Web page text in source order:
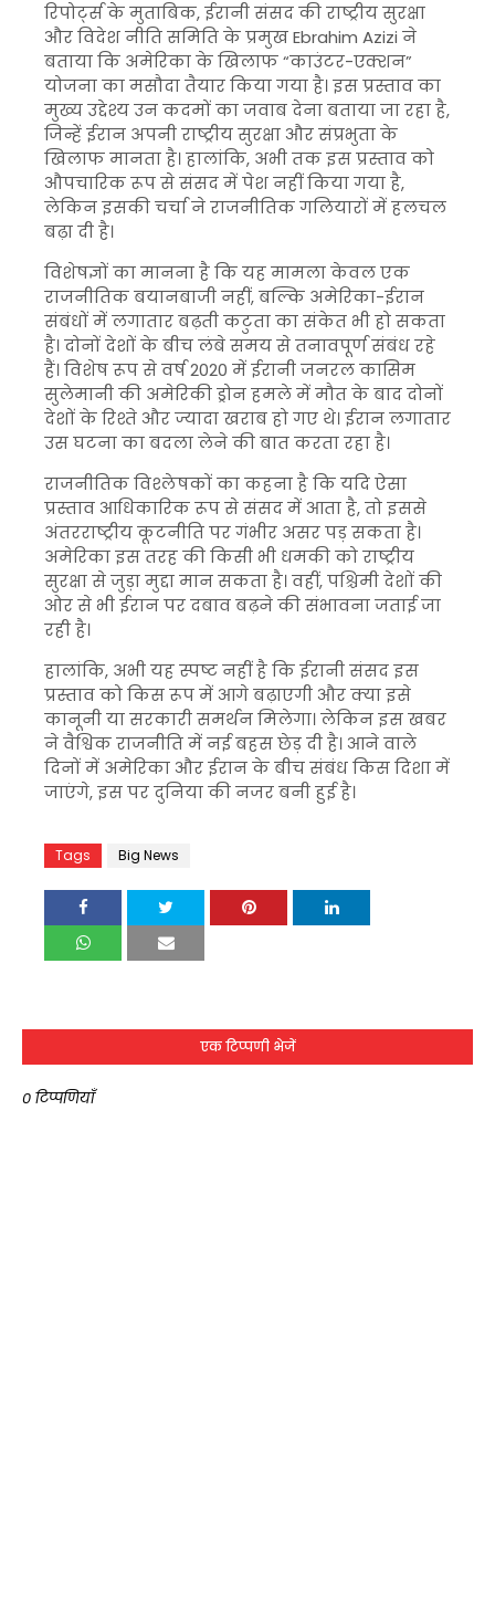
रिपोर्ट्स के मुताबिक, ईरानी संसद की राष्ट्रीय सुरक्षा
और विदेश नीति समिति के प्रमुखEbrahim Azizi ने
बताया कि अमेरिका के खिलाफ “काउंटर-एक्शन”
योजना का मसौदा तैयार किया गया है। इस प्रस्ताव का
मुख्य उद्देश्य उन कदमों का जवाब देना बताया जा रहा है,
जिन्हें ईरान अपनी राष्ट्रीय सुरक्षा और संप्रभुता के
खिलाफ मानता है। हालांकि, अभी तक इस प्रस्ताव को
औपचारिक रूप से संसद में पेश नहीं किया गया है,
लेकिन इसकी चर्चा ने राजनीतिक गलियारों में हलचल
बढ़ा दी है।
विशेषज्ञों का मानना है कि यह मामला केवल एक
राजनीतिक बयानबाजी नहीं, बल्कि अमेरिका-ईरान
संबंधों में लगातार बढ़ती कटुता का संकेत भी हो सकता
है। दोनों देशों के बीच लंबे समय से तनावपूर्ण संबंध रहे
हैं। विशेष रूप से वर्ष 2020 में ईरानी जनरल कासिम
सुलेमानी की अमेरिकी ड्रोन हमले में मौत के बाद दोनों
देशों के रिश्ते और ज्यादा खराब हो गए थे। ईरान लगातार
उस घटना का बदला लेने की बात करता रहा है।
राजनीतिक विश्लेषकों का कहना है कि यदि ऐसा
प्रस्ताव आधिकारिक रूप से संसद में आता है, तो इससे
अंतरराष्ट्रीय कूटनीति पर गंभीर असर पड़ सकता है।
अमेरिका इस तरह की किसी भी धमकी को राष्ट्रीय
सुरक्षा से जुड़ा मुद्दा मान सकता है। वहीं, पश्चिमी देशों की
ओर से भी ईरान पर दबाव बढ़ने की संभावना जताई जा
रही है।
हालांकि, अभी यह स्पष्ट नहीं है कि ईरानी संसद इस
प्रस्ताव को किस रूप में आगे बढ़ाएगी और क्या इसे
कानूनी या सरकारी समर्थन मिलेगा। लेकिन इस खबर
ने वैश्विक राजनीति में नई बहस छेड़ दी है। आने वाले
दिनों में अमेरिका और ईरान के बीच संबंध किस दिशा में
जाएंगे, इस पर दुनिया की नजर बनी हुई है।
Tags Big News
एक टिप्पणी भेजें
0 टिप्पणियाँ